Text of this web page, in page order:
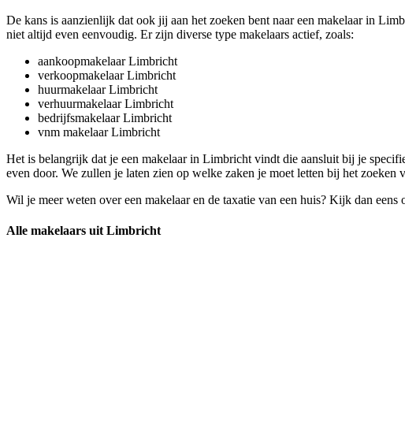
De kans is aanzienlijk dat ook jij aan het zoeken bent naar een makelaar in
niet altijd even eenvoudig. Er zijn diverse type makelaars actief, zoals:
aankoopmakelaar Limbricht
verkoopmakelaar Limbricht
huurmakelaar Limbricht
verhuurmakelaar Limbricht
bedrijfsmakelaar Limbricht
vnm makelaar Limbricht
Het is belangrijk dat je een makelaar in Limbricht vindt die aansluit bij je
even door. We zullen je laten zien op welke zaken je moet letten bij het zoeken
Wil je meer weten over een makelaar en de taxatie van een huis? Kijk dan
Alle makelaars uit Limbricht